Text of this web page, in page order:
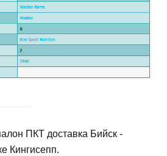
ПКТ доставка Бийск -
Кингисепп.